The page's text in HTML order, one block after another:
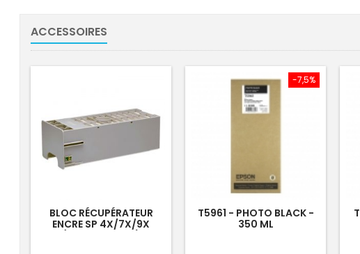
ACCESSOIRES
BLOC RÉCUPÉRATEUR
ENCRE SP 4X/7X/9X
-7,5%
T5961 - PHOTO BLACK -
350 ML